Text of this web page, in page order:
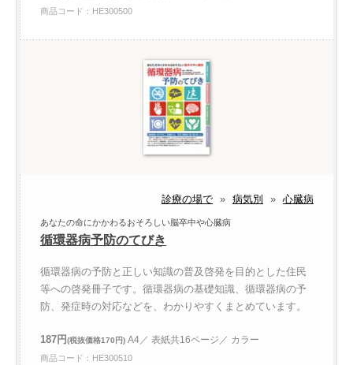
商品コード：HE300500
診療の場で » 病気別 » 心臓病
あなたの命にかかわるおそろしい脳卒中や心臓病
循環器病予防のてびき
循環器病の予防と正しい知識の普及啓発を目的とした住民
等への啓発冊子です。循環器病の基礎知識、循環器病の予
防、発症時の対応などを、わかりやすくまとめています。
187円(税抜価格170円) A4／ 表紙共16ページ／ カラー
商品コード：HE300510